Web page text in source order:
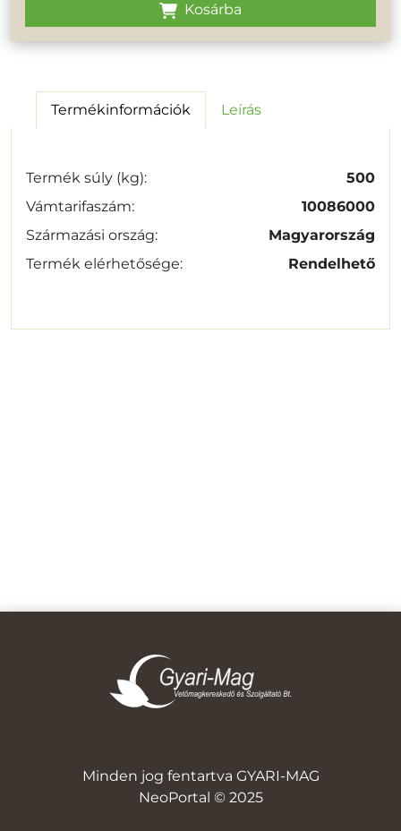
Kosárba
Termékinformációk Leírás
Termék súly (kg):
500
Vámtarifaszám:
10086000
Származási ország:
Magyarország
Termék elérhetősége:
Rendelhető
Minden jog fentartva GYARI-MAG
NeoPortal © 2025